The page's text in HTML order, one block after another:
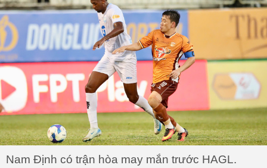
Nam Định có trận hòa may mắn trước HAGL.